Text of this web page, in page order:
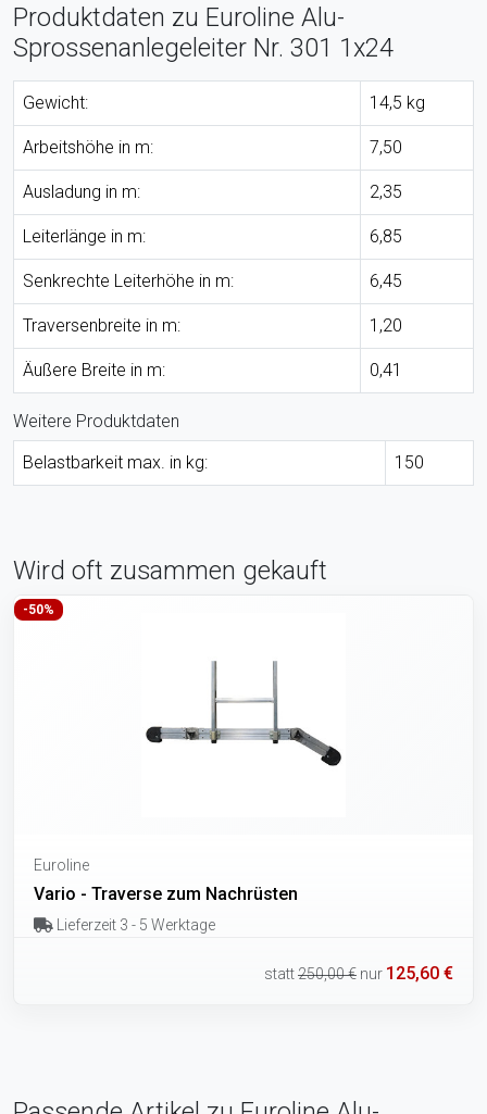
Produktdaten zu Euroline Alu-
Sprossenanlegeleiter Nr. 301 1x24
Gewicht: 14,5 kg
Arbeitshöhe in m: 7,50
Ausladung in m: 2,35
Leiterlänge in m: 6,85
Senkrechte Leiterhöhe in m: 6,45
Traversenbreite in m: 1,20
Äußere Breite in m: 0,41
Weitere Produktdaten
Belastbarkeit max. in kg:
150
Wird oft zusammen gekauft
-50%
Euroline
Vario - Traverse zum Nachrüsten
Lieferzeit 3 - 5 Werktage
statt250,00 € nur 125,60 €